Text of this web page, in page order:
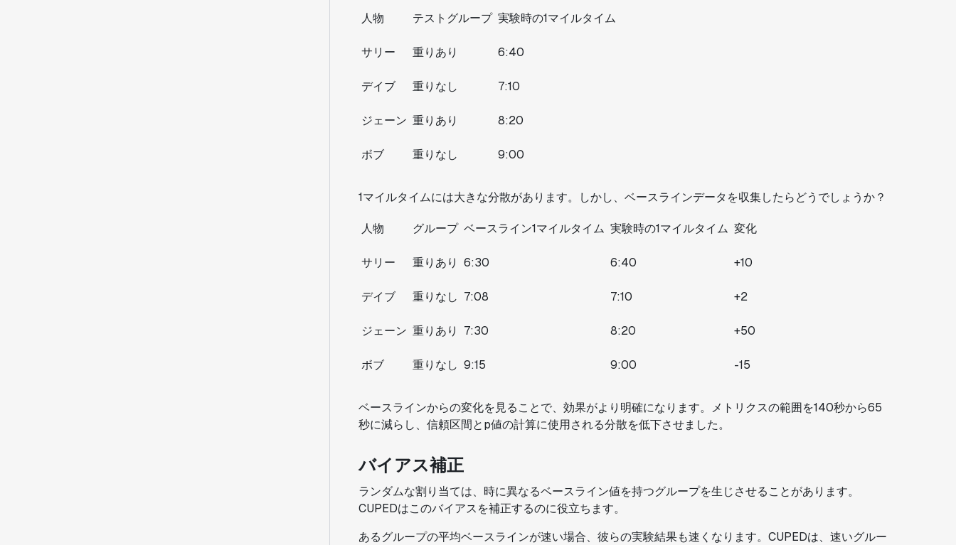
人物 テストグループ 実験時の1マイルタイム
サリー 重りあり 6:40
デイブ 重りなし 7:10
ジェーン 重りあり 8:20
ボブ 重りなし 9:00
1マイルタイムには大きな分散があります。しかし、ベースラインデータを収集したらどうでしょうか？
人物 グループ ベースライン1マイルタイム 実験時の1マイルタイム 変化
サリー 重りあり 6:30 6:40 +10
デイブ 重りなし 7:08 7:10 +2
ジェーン 重りあり 7:30 8:20 +50
ボブ 重りなし 9:15 9:00 -15
ベースラインからの変化を見ることで、効果がより明確になります。メトリクスの範囲を140秒から65
秒に減らし、信頼区間とp値の計算に使用される分散を低下させました。
バイアス補正
ランダムな割り当ては、時に異なるベースライン値を持つグループを生じさせることがあります。
CUPEDはこのバイアスを補正するのに役立ちます。
あるグループの平均ベースラインが速い場合、彼らの実験結果も速くなります。CUPEDは、速いグルー